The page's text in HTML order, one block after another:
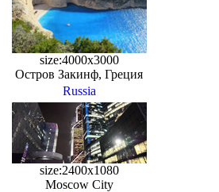
size:4000x3000
Остров Закинф, Греция
Russia
size:2400x1080
Moscow City